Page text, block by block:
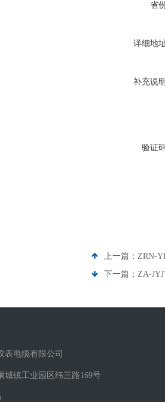
省
详细地
补充说
验证
上一篇： ZRN-
下一篇： ZA-
表电缆有限公司
城镇工业园区纬三路169号